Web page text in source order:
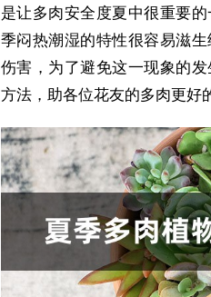
是让多肉安全度夏中很重要
季闷热潮湿的特性很容易滋
伤害，为了避免这一现象的
方法，助各位花友的多肉更好